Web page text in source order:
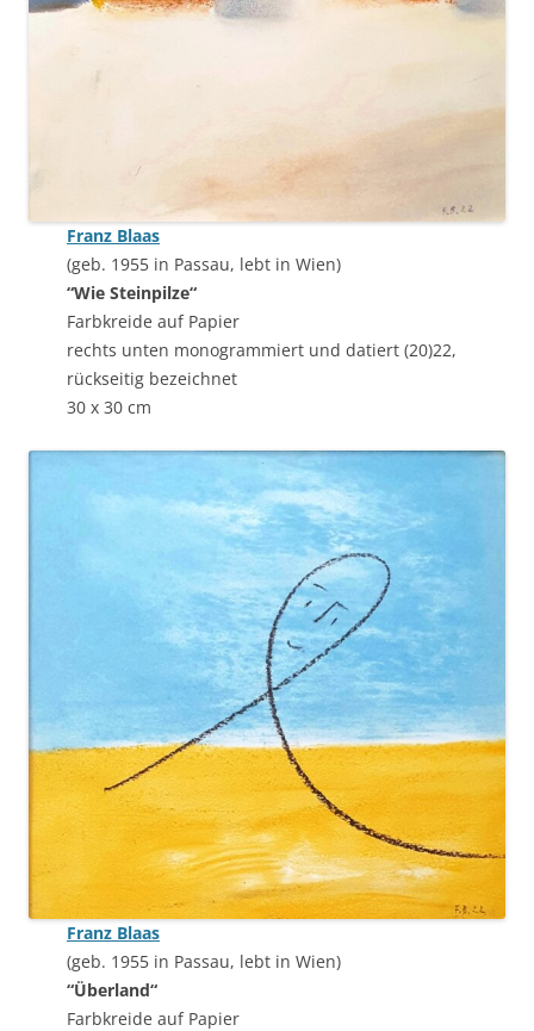
Franz Blaas
(geb. 1955 in Passau, lebt in Wien)
“Wie Steinpilze“
Farbkreide auf Papier
rechts unten monogrammiert und datiert (20)22,
rückseitig bezeichnet
30 x 30 cm
Franz Blaas
(geb. 1955 in Passau, lebt in Wien)
“Überland“
Farbkreide auf Papier